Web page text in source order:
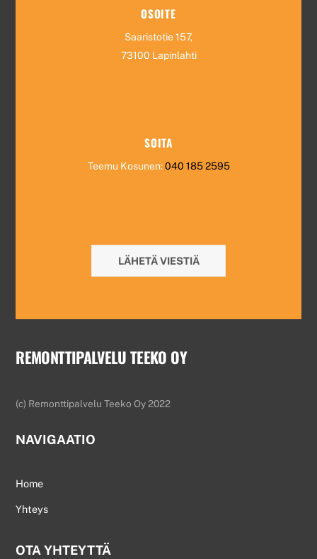
OSOITE
Saaristotie 157,
73100 Lapinlahti
SOITA
Teemu Kosunen:040 185 2595
LÄHETÄ VIESTIÄ
REMONTTIPALVELU TEEKO OY
(c) Remonttipalvelu Teeko Oy 2022
NAVIGAATIO
Home
Yhteys
OTA YHTEYTTÄ